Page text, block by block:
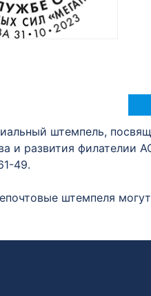
штемпель,
и развития филателии
49.
штемпеля